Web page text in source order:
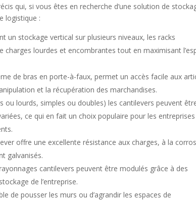
qui, si vous êtes en recherche d’une solution de
logistique :
un stockage vertical sur plusieurs niveaux, les racks
lourdes et encombrantes tout en maximisant
de bras en porte-à-faux, permet un accès facile aux
et la récupération des marchandises.
ou lourds, simples ou doubles) les cantilevers peuvent
ce qui en fait un choix populaire pour les entreprises
offre une excellente résistance aux charges, à la
galvanisés.
cantilevers peuvent être modulés grâce à des
de l’entreprise.
de pousser les murs ou d’agrandir les espaces de